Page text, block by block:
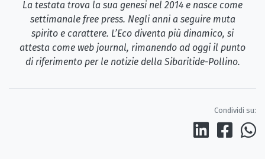
La testata trova la sua genesi nel 2014 e nasce come
settimanale free press. Negli anni a seguire muta
spirito e carattere. L’Eco diventa più dinamico, si
attesta come web journal, rimanendo ad oggi il punto
di riferimento per le notizie della Sibaritide-Pollino.
Condividi su: